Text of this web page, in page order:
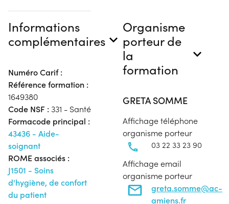
Informations
complémentaires
Numéro Carif :
Référence formation :
1649380
Code NSF : 331 - Santé
Formacode principal :
43436 - Aide-
soignant
ROME associés :
J1501 - Soins
d'hygiène, de confort
du patient
Organisme
porteur de
la
formation
GRETA SOMME
Affichage téléphone
organisme porteur
03 22 33 23 90
Affichage email
organisme porteur
greta.somme@ac-
amiens.fr